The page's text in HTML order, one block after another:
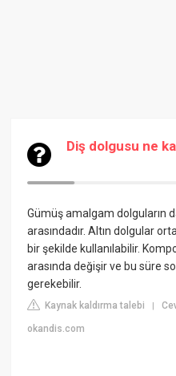
Diş dolgusu ne
Gümüş amalgam dolguların
arasındadır. Altın dolgular
bir şekilde kullanılabilir.
arasında değişir ve bu süre
gerekebilir.
Kaynak kaldırma talebi |
okandis.com